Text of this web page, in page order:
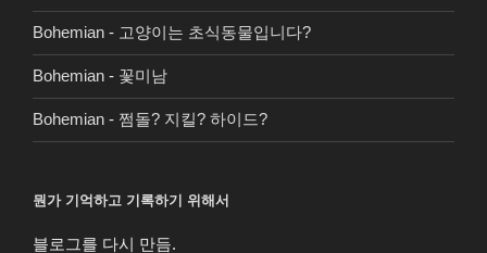
Bohemian - 고양이는 초식동물입니다?
Bohemian - 꽃미남
Bohemian - 쩜돌? 지킬? 하이드?
뭔가 기억하고 기록하기 위해서
블로그를 다시 만듬.